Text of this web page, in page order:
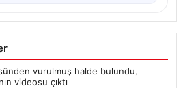
vurulmuş halde bulundu,
videosu çıktı